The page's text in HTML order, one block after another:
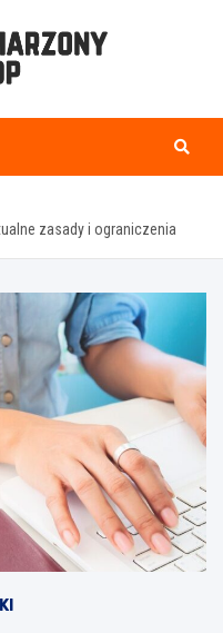
zasady i ograniczenia